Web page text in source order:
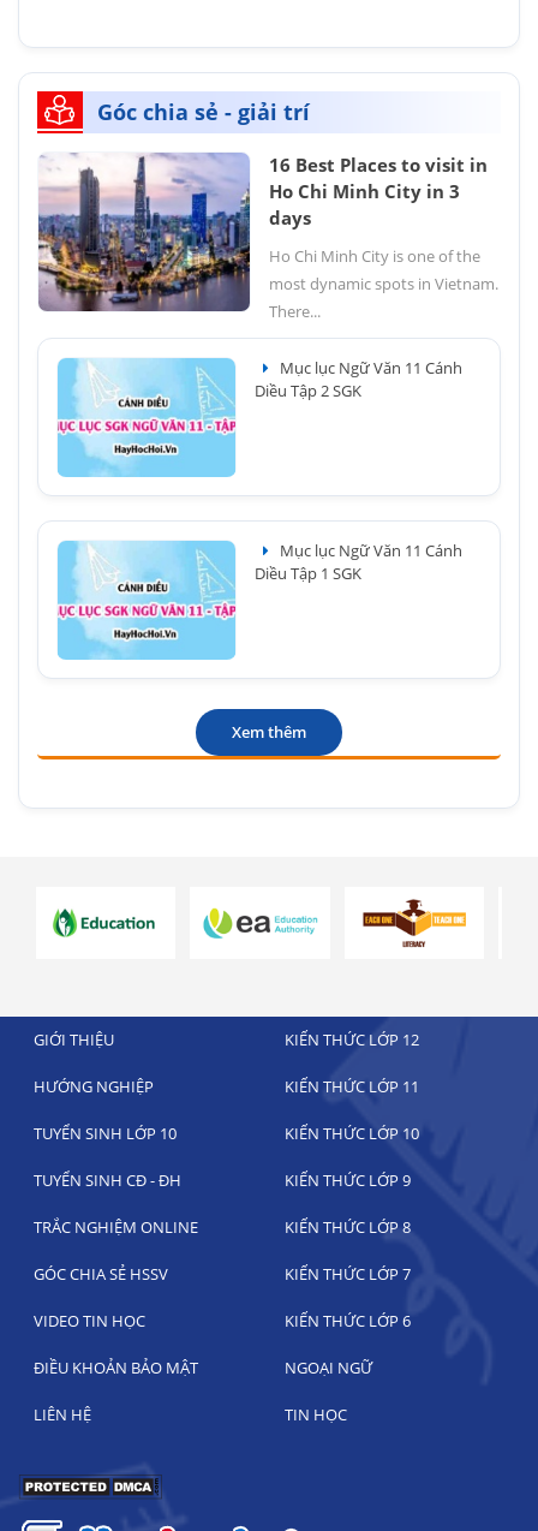
Góc chia sẻ - giải trí
16 Best Places to visit in
Ho Chi Minh City in 3
days
Ho Chi Minh City is one of the
most dynamic spots in Vietnam.
There...
Mục lục Ngữ Văn 11 Cánh
Diều Tập 2 SGK
Mục lục Ngữ Văn 11 Cánh
Diều Tập 1 SGK
Xem thêm
GIỚI THIỆU KIẾN THỨC LỚP 12
HƯỚNG NGHIỆP KIẾN THỨC LỚP 11
TUYỂN SINH LỚP 10 KIẾN THỨC LỚP 10
TUYỂN SINH CĐ - ĐH KIẾN THỨC LỚP 9
TRẮC NGHIỆM ONLINE KIẾN THỨC LỚP 8
GÓC CHIA SẺ HSSV KIẾN THỨC LỚP 7
VIDEO TIN HỌC KIẾN THỨC LỚP 6
ĐIỀU KHOẢN BẢO MẬT NGOẠI NGỮ
LIÊN HỆ TIN HỌC